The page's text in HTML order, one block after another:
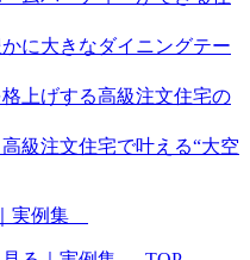
に大きなダイニングテー
上げする高級注文住宅の
級注文住宅で叶える“大空
実例集